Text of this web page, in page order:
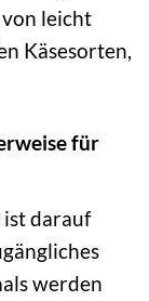
leicht
Käsesorten,
für
ist darauf
werden